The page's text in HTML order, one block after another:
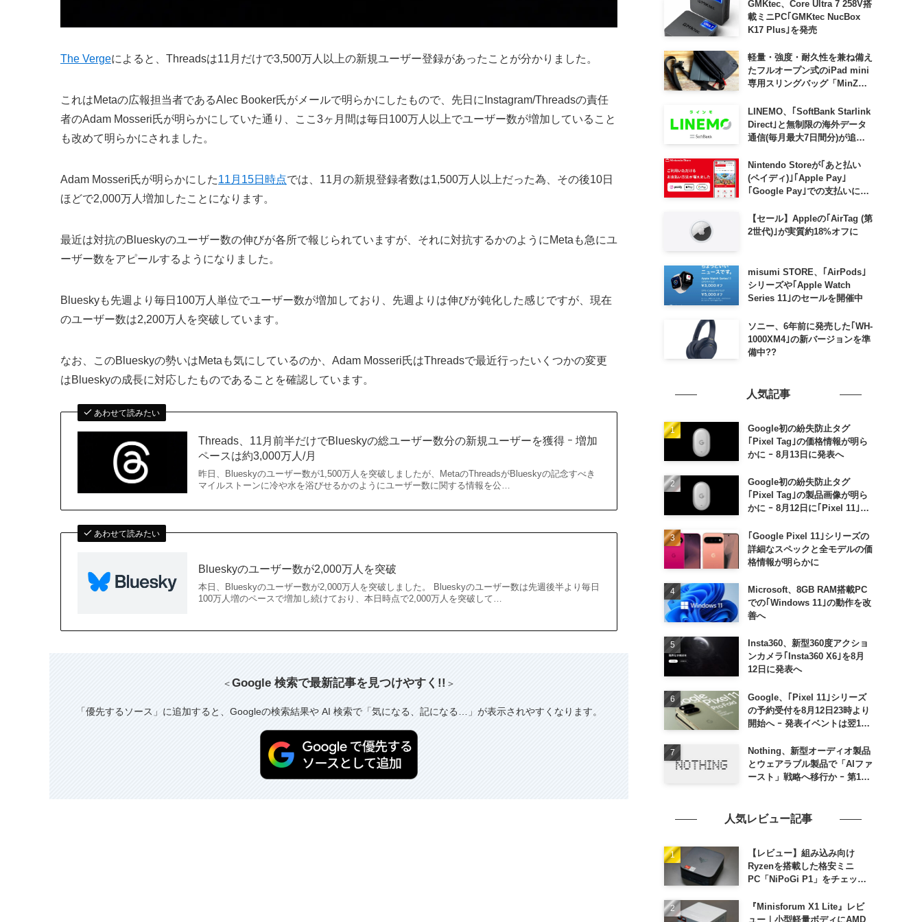
The Vergeによると、Threadsは11月だけで3,500万人以上の新規ユーザー登録があったことが分かりました。
これはMetaの広報担当者であるAlec Booker氏がメールで明らかにしたもので、先日にInstagram/Threadsの責任
者のAdam Mosseri氏が明らかにしていた通り、ここ3ヶ月間は毎日100万人以上でユーザー数が増加していること
も改めて明らかにされました。
Adam Mosseri氏が明らかにした11月15日時点では、11月の新規登録者数は1,500万人以上だった為、その後10日
ほどで2,000万人増加したことになります。
最近は対抗のBlueskyのユーザー数の伸びが各所で報じられていますが、それに対抗するかのようにMetaも急にユ
ーザー数をアピールするようになりました。
Blueskyも先週より毎日100万人単位でユーザー数が増加しており、先週よりは伸びが鈍化した感じですが、現在
のユーザー数は2,200万人を突破しています。
なお、このBlueskyの勢いはMetaも気にしているのか、Adam Mosseri氏はThreadsで最近行ったいくつかの変更
はBlueskyの成長に対応したものであることを確認しています。
あわせて読みたい
Threads、11月前半だけでBlueskyの総ユーザー数分の新規ユーザーを獲得 ｰ 増加
ペースは約3,000万人/月
昨日、Blueskyのユーザー数が1,500万人を突破しましたが、MetaのThreadsがBlueskyの記念すべき
マイルストーンに冷や水を浴びせるかのようにユーザー数に関する情報を公…
あわせて読みたい
Blueskyのユーザー数が2,000万人を突破
本日、Blueskyのユーザー数が2,000万人を突破しました。 Blueskyのユーザー数は先週後半より毎日
100万人増のペースで増加し続けており、本日時点で2,000万人を突破して…
＜Google 検索で最新記事を見つけやすく!! ＞
「優先するソース」に追加すると、Googleの検索結果や AI 検索で「気になる、記になる…」が表示されやすくなります。
GMKtec、Core Ultra 7 258V搭
載ミニPC｢GMKtec NucBox
K17 Plus｣を発売
軽量・強度・耐久性を兼ね備え
たフルオープン式のiPad mini
専用スリングバッグ「MinZ
発売
LINEMO、｢SoftBank Starlink
Direct｣と無制限の海外データ
通信(毎月最大7日間分)が追加
Nintendo Storeが｢あと払い
(ペイディ)｣｢Apple Pay｣
｢Google Pay｣での支払いに対
【セール】Appleの｢AirTag (第
2世代)｣が実質約18%オフに
misumi STORE、｢AirPods｣
シリーズや｢Apple Watch
Series 11｣のセールを開催中
ソニー、6年前に発売した｢WH-
1000XM4｣の新バージョンを準
備中??
人気記事
Google初の紛失防止タグ
｢Pixel Tag｣の価格情報が明ら
かに ｰ 8月13日に発表へ
Google初の紛失防止タグ
｢Pixel Tag｣の製品画像が明ら
かに ｰ 8月12日に｢Pixel 11｣な
｢Google Pixel 11｣シリーズの
詳細なスペックと全モデルの価
格情報が明らかに
Microsoft、8GB RAM搭載PC
での｢Windows 11｣の動作を改
善へ
Insta360、新型360度アクショ
ンカメラ｢Insta360 X6｣を8月
12日に発表へ
Google、｢Pixel 11｣シリーズ
の予約受付を8月12日23時より
開始へ ｰ 発表イベントは翌13
Nothing、新型オーディオ製品
とウェアラブル製品で「AIファ
ースト」戦略へ移行か ｰ 第1弾
人気レビュー記事
【レビュー】組み込み向け
Ryzenを搭載した格安ミニ
PC「NiPoGi P1」をチェック
高性能
『Minisforum X1 Lite』レビ
ュー｜小型軽量ボディにAMD